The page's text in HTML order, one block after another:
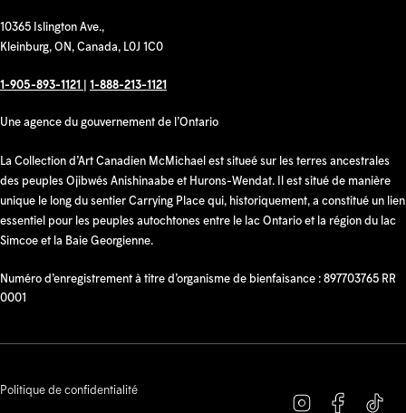
10365 Islington Ave.,
Kleinburg, ON, Canada, L0J 1C0
1-905-893-1121 | 1-888-213-1121
Une agence du gouvernement de l’Ontario
La Collection d’Art Canadien McMichael est situeé sur les terres ancestrales
des peuples Ojibwés Anishinaabe et Hurons-Wendat. Il est situé de manière
unique le long du sentier Carrying Place qui, historiquement, a constitué un lien
essentiel pour les peuples autochtones entre le lac Ontario et la région du lac
Simcoe et la Baie Georgienne.
Numéro d’enregistrement à titre d’organisme de bienfaisance : 897703765 RR
0001
Politique de confidentialité